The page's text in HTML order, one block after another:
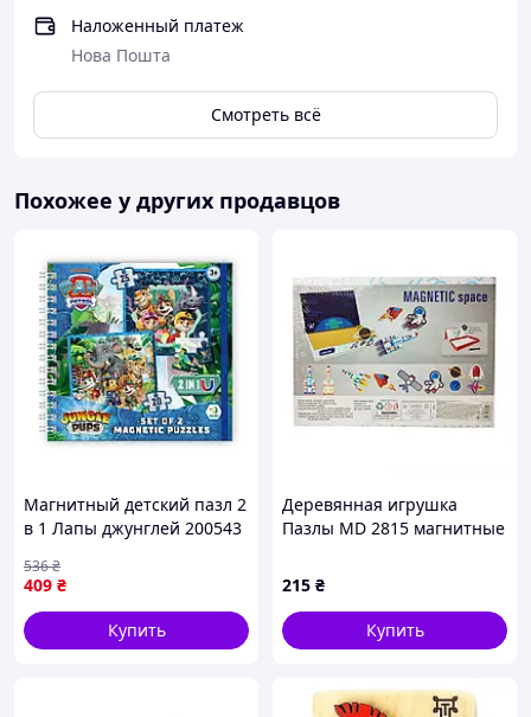
Наложенный платеж
Нова Пошта
Смотреть всё
Похожее у других продавцов
Магнитный детский пазл 2
в 1 Лапы джунглей 200543
Магнітний дитячий пазл 2
в 1 Лапи джунглів 200543
2025
409 ₴
536₴
Купить
Деревянная игрушка
Пазлы MD 2815 магнитные
215 ₴
Купить